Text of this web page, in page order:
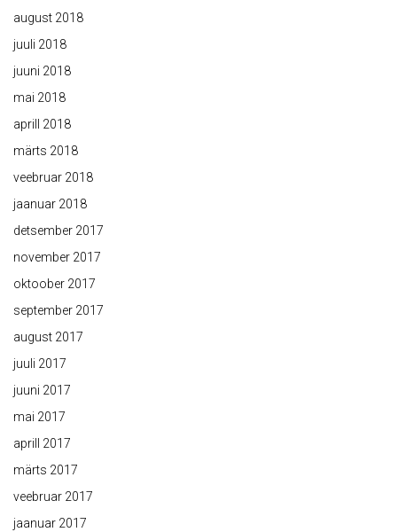
august 2018
juuli 2018
juuni 2018
mai 2018
aprill 2018
märts 2018
veebruar 2018
jaanuar 2018
detsember 2017
november 2017
oktoober 2017
september 2017
august 2017
juuli 2017
juuni 2017
mai 2017
aprill 2017
märts 2017
veebruar 2017
jaanuar 2017